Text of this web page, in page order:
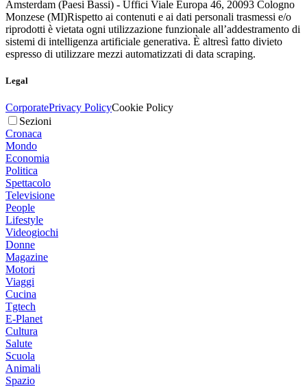
Amsterdam (Paesi Bassi) - Uffici Viale Europa 46, 20093 Cologno
Monzese (MI)Rispetto ai contenuti e ai dati personali trasmessi e/o
riprodotti è vietata ogni utilizzazione funzionale all’addestramento di
sistemi di intelligenza artificiale generativa. È altresì fatto divieto
espresso di utilizzare mezzi automatizzati di data scraping.
Legal
CorporatePrivacy PolicyCookie Policy
Sezioni
Cronaca
Mondo
Economia
Politica
Spettacolo
Televisione
People
Lifestyle
Videogiochi
Donne
Magazine
Motori
Viaggi
Cucina
Tgtech
E-Planet
Cultura
Salute
Scuola
Animali
Spazio